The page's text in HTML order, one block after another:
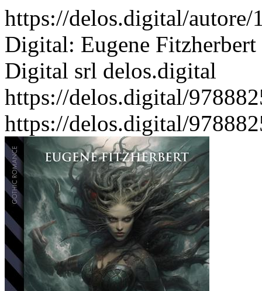
https://delos.digital/
Digital: Eugene
Digital srl delos.digital
https://delos.digital/
https://delos.digital/